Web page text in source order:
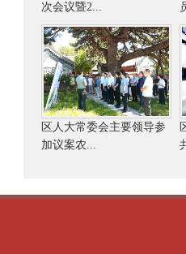
次会议暨2...
区人大常委会主要领导参
加议案农...